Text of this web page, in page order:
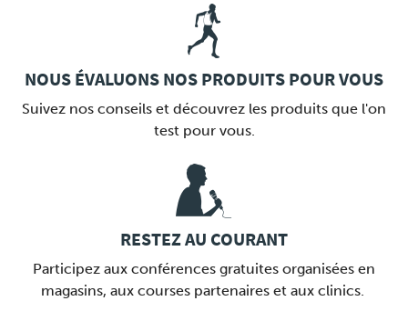
LINK
NOUS ÉVALUONS NOS PRODUITS POUR VOUS
Suivez nos conseils et découvrez les produits que l'on
test pour vous.
RESTEZ AU COURANT
Participez aux conférences gratuites organisées en
magasins, aux courses partenaires et aux clinics.